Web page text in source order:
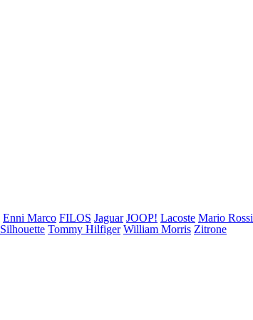
Enni Marco FILOS Jaguar JOOP! Lacoste Mario Rossi
Silhouette Tommy Hilfiger William Morris Zitrone